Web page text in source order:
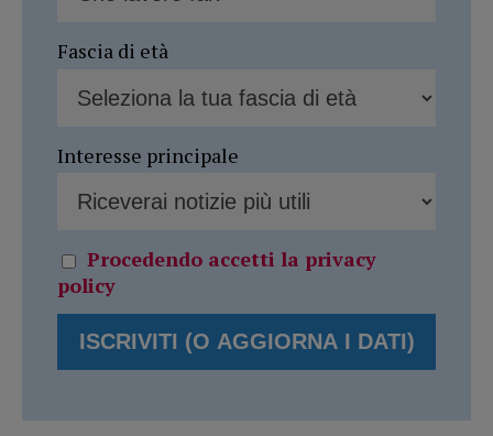
Fascia di età
Interesse principale
Procedendo accetti la privacy
policy